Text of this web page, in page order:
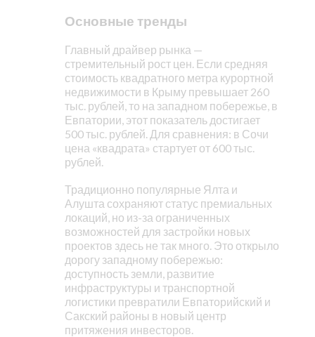
Основные тренды
Главный драйвер рынка —
стремительный рост цен. Если средняя
стоимость квадратного метра курортной
недвижимости в Крыму превышает 260
тыс. рублей, то на западном побережье, в
Евпатории, этот показатель достигает
500 тыс. рублей. Для сравнения: в Сочи
цена «квадрата» стартует от 600 тыс.
рублей.
Традиционно популярные Ялта и
Алушта сохраняют статус премиальных
локаций, но из-за ограниченных
возможностей для застройки новых
проектов здесь не так много. Это открыло
дорогу западному побережью:
доступность земли, развитие
инфраструктуры и транспортной
логистики превратили Евпаторийский и
Сакский районы в новый центр
притяжения инвесторов.